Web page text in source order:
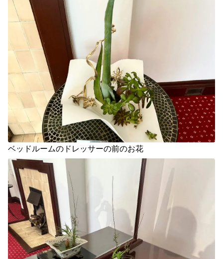
ベッドルームのドレッサーの前のお花